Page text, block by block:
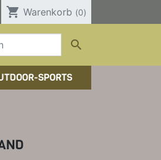
shopping_cart Warenkorb (0)

SPORTS